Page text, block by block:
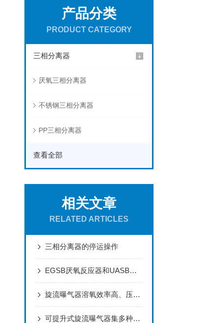
产品分类
PRODUCT CATEGORY
三相分离器
厌氧三相分离器
不锈钢三相分离器
PP三相分离器
查看全部
相关文章
RELATED ARTICLES
三相分离器的停运操作
EGSB厌氧反应器和UASB厌氧反应器相比有什么优势呢
旋流曝气器溶氧效率高、压损小，综合能耗低
可提升式旋流曝气器集多种功能于一体